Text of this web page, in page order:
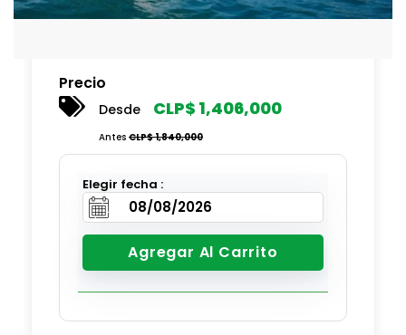
Precio
Desde CLP$ 1,406,000
Antes CLP$1,840,000
Elegir fecha :
Agregar Al Carrito